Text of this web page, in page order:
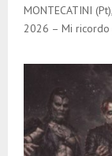
MONTECATINI
2026 – Mi ricordo